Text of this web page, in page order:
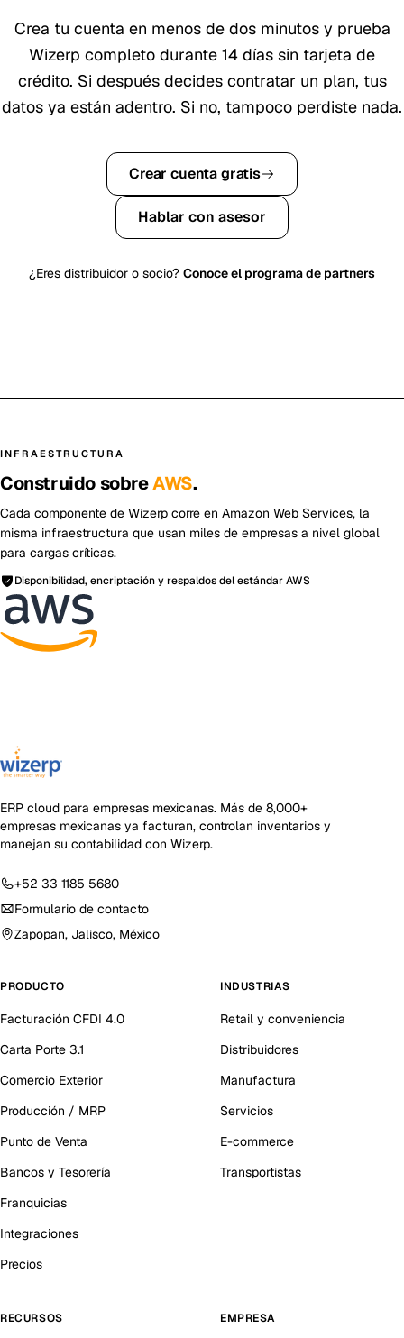
Crea tu cuenta en menos de dos minutos y prueba
Wizerp completo durante 14 días sin tarjeta de
crédito. Si después decides contratar un plan, tus
datos ya están adentro. Si no, tampoco perdiste nada.
Crear cuenta gratis
Hablar con asesor
¿Eres distribuidor o socio? Conoce el programa de partners
INFRAESTRUCTURA
Construido sobreAWS.
Cada componente de Wizerp corre en Amazon Web Services, la
misma infraestructura que usan miles de empresas a nivel global
para cargas críticas.
Disponibilidad, encriptación y respaldos del estándar AWS
ERP cloud para empresas mexicanas. Más de 8,000+
empresas mexicanas ya facturan, controlan inventarios y
manejan su contabilidad con Wizerp.
+52 33 1185 5680
Formulario de contacto
Zapopan, Jalisco, México
PRODUCTO
Facturación CFDI 4.0
Carta Porte 3.1
Comercio Exterior
Producción / MRP
Punto de Venta
Bancos y Tesorería
Franquicias
Integraciones
Precios
INDUSTRIAS
Retail y conveniencia
Distribuidores
Manufactura
Servicios
E-commerce
Transportistas
RECURSOS EMPRESA